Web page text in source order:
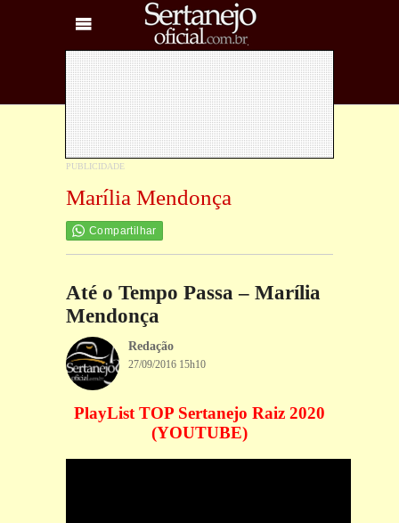
Marília Mendonça
Compartilhar
Até o Tempo Passa – Marília
Mendonça
Redação
27/09/2016 15h10
PlayList TOP Sertanejo Raiz 2020
(YOUTUBE)